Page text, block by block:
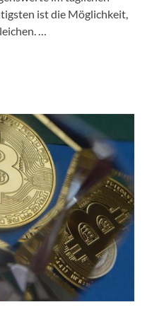
ist die Möglichkeit,
…